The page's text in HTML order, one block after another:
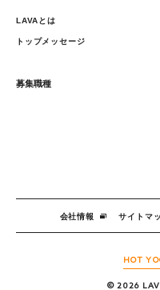
LAVAとは
トップメッセージ
募集職種
会社情報 サイトマ
HOT
© 2026